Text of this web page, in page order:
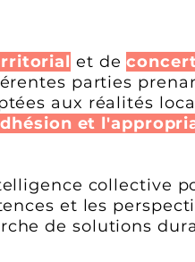
et de
parties
aux réalités
et
collective
et les
de solutions